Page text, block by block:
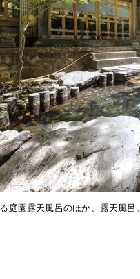
庭園露天風呂のほか、露天風